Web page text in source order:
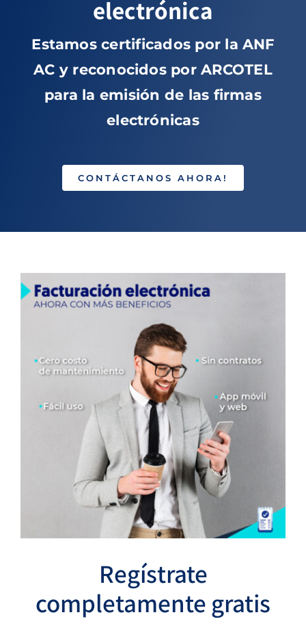
electrónica
Estamos certificados por la ANF
AC y reconocidos por ARCOTEL
para la emisión de las firmas
electrónicas
CONTÁCTANOS AHORA!
Regístrate
completamente gratis